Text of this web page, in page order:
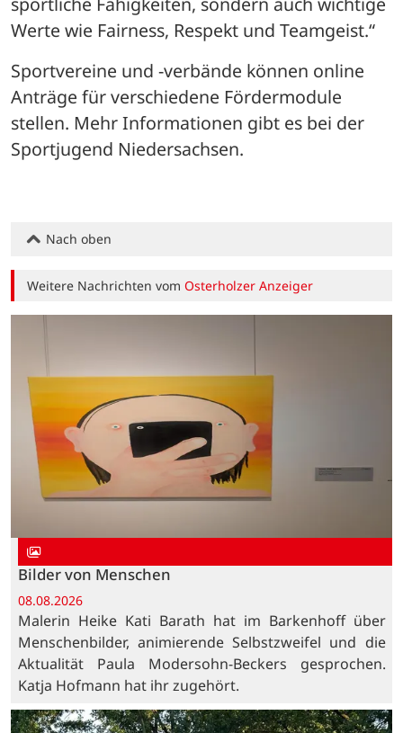
Werte wie Fairness, Respekt und Teamgeist.“
Sportvereine und -verbände können online
Anträge für verschiedene Fördermodule
stellen. Mehr Informationen gibt es bei der
Sportjugend Niedersachsen.
Nach oben
Weitere Nachrichten vomOsterholzer Anzeiger
Bilder von Menschen
08.08.2026
Malerin Heike Kati Barath hat im Barkenhoff über
Menschenbilder, animierende Selbstzweifel und die
Aktualität Paula Modersohn-Beckers gesprochen.
Katja Hofmann hat ihr zugehört.